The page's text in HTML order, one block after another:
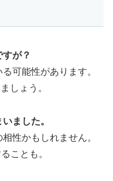
が？
可能性があります。
しょう。
ました。
性かもしれません。
ことも。